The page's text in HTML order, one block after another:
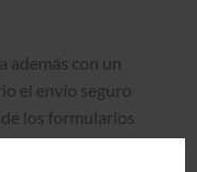
además con un
el envío seguro
los formularios